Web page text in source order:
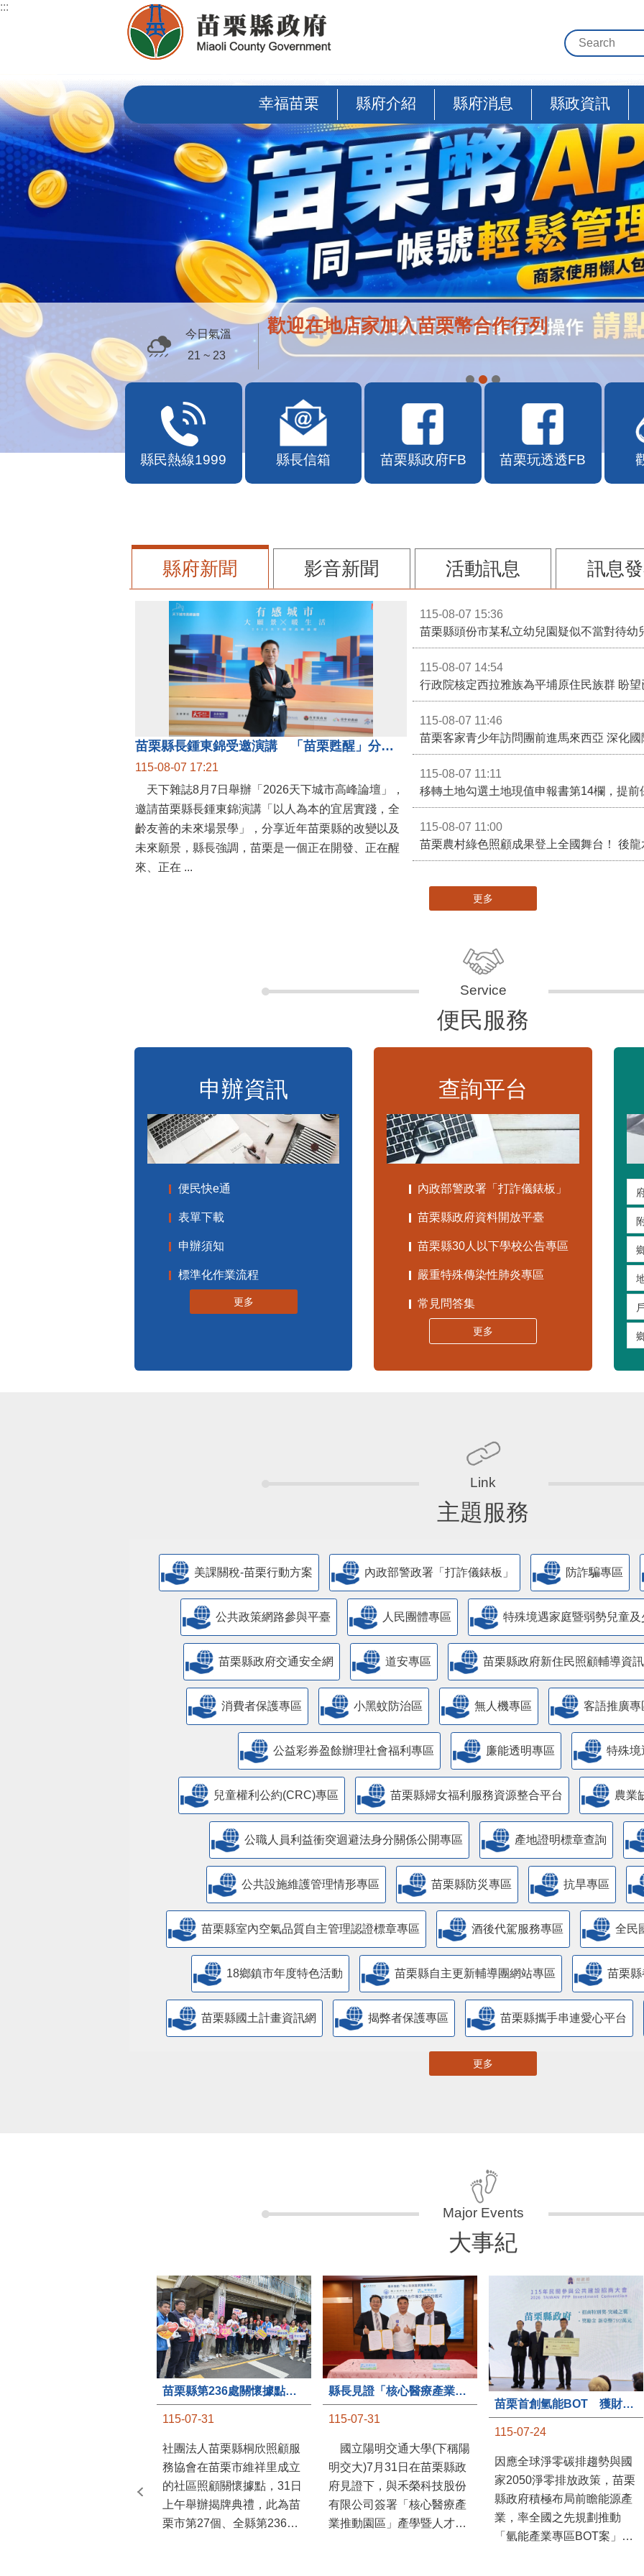
跳到主要內容區塊
:::
幸福苗栗 縣府介紹 縣府消息 縣政資訊
歡迎在地店家加入苗栗幣合作行列
今日氣溫
21 ~ 23
縣民熱線1999 縣長信箱 苗栗縣政府FB 苗栗玩透透FB
縣府新聞 影音新聞 活動訊息 訊息
苗栗縣長鍾東錦受邀演講 「苗栗甦醒」分享近年轉變
115-08-07 17:21
天下雜誌8月7日舉辦「2026天下城市高峰論壇」，
邀請苗栗縣長鍾東錦演講「以人為本的宜居實踐，全
齡友善的未來場景學」，分享近年苗栗縣的改變以及
未來願景，縣長強調，苗栗是一個正在開發、正在醒
來、正在 ...
115-08-07 15:36
苗栗縣頭份市某私立幼兒園疑似不當對待幼
115-08-07 14:54
115-08-07 11:46
苗栗客家青少年訪問團前進馬來西亞 深化
115-08-07 11:11
移轉土地勾選土地現值申報書第14欄，提前
115-08-07 11:00
更多
便民服務
申辦資訊
便民快e通
表單下載
申辦須知
標準化作業流程
更多
查詢平台
內政部警政署「打詐儀錶板」
苗栗縣政府資料開放平臺
苗栗縣30人以下學校公告專區
嚴重特殊傳染性肺炎專區
常見問答集
更多
主題服務
美課關稅-苗栗行動方案 內政部警政署「打詐儀錶板」 防詐騙專區
公共政策網路參與平臺 人民團體專區 特殊境遇家庭暨弱勢兒童
苗栗縣政府交通安全網 道安專區 苗栗縣政府新住民照顧輔導資
消費者保護專區 小黑蚊防治區 無人機專區 客語推廣專
公益彩券盈餘辦理社會福利專區 廉能透明專區 特殊境
兒童權利公約(CRC)專區 苗栗縣婦女福利服務資源整合平台 農業
公職人員利益衝突迴避法身分關係公開專區 產地證明標章查詢
​公共設施維護管理情形專區 苗栗縣防災專區 抗旱專區
苗栗縣室內空氣品質自主管理認證標章專區 酒後代駕服務專區 全民
18鄉鎮市年度特色活動 苗栗縣自主更新輔導團網站專區 苗栗
苗栗縣國土計畫資訊網 揭弊者保護專區 苗栗縣攜手串連愛心平台
更多
大事紀
苗栗縣第236處關懷據點在苗栗市維祥里揭牌
115-07-31
社團法人苗栗縣桐欣照顧服
務協會在苗栗市維祥里成立
的社區照顧關懷據點，31日
上午舉辦揭牌典禮，此為苗
栗市第27個、全縣第236處
縣長見證「核心醫療產業推動園區」產學合作簽約儀式
115-07-31
國立陽明交通大學(下稱陽
明交大)7月31日在苗栗縣政
府見證下，與禾榮科技股份
有限公司簽署「核心醫療產
業推動園區」產學暨人才培
苗栗首創氫能BOT 獲財政部「突破之翼」肯定
115-07-24
因應全球淨零碳排趨勢與國
家2050淨零排放政策，苗栗
縣政府積極布局前瞻能源產
業，率全國之先規劃推動
「氫能產業專區BOT案」，